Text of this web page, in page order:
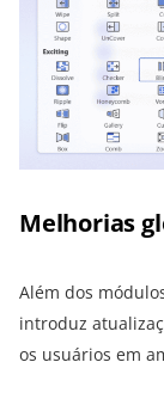
Melhorias
Além dos
introduz
os usuários em